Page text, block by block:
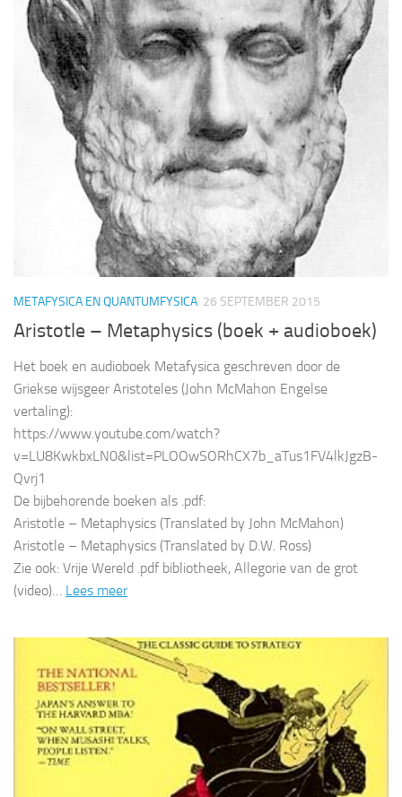
METAFYSICA EN QUANTUMFYSICA 26 SEPTEMBER 2015
Aristotle – Metaphysics (boek + audioboek)
Het boek en audioboek Metafysica geschreven door de
Griekse wijsgeer Aristoteles (John McMahon Engelse
vertaling):
https://www.youtube.com/watch?
v=LU8KwkbxLN0&list=PLOOwSORhCX7b_aTus1FV4lkJgzB-
Qvrj1
De bijbehorende boeken als .pdf:
Aristotle – Metaphysics (Translated by John McMahon)
Aristotle – Metaphysics (Translated by D.W. Ross)
Zie ook: Vrije Wereld .pdf bibliotheek, Allegorie van de grot
(video)… Lees meer